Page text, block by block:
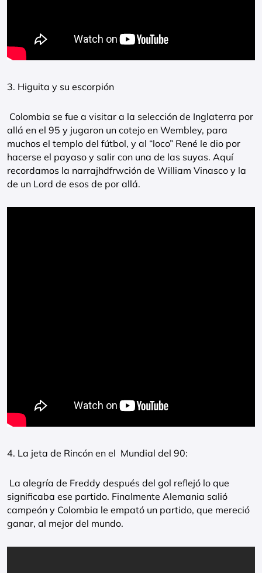
3. Higuita y su escorpión
Colombia se fue a visitar a la selección de Inglaterra por
allá en el 95 y jugaron un cotejo en Wembley, para
muchos el templo del fútbol, y al “loco” René le dio por
hacerse el payaso y salir con una de las suyas. Aquí
recordamos la narrajhdfrwción de William Vinasco y la
de un Lord de esos de por allá.
4. La jeta de Rincón en el Mundial del 90:
La alegría de Freddy después del gol reflejó lo que
significaba ese partido. Finalmente Alemania salió
campeón y Colombia le empató un partido, que mereció
ganar, al mejor del mundo.